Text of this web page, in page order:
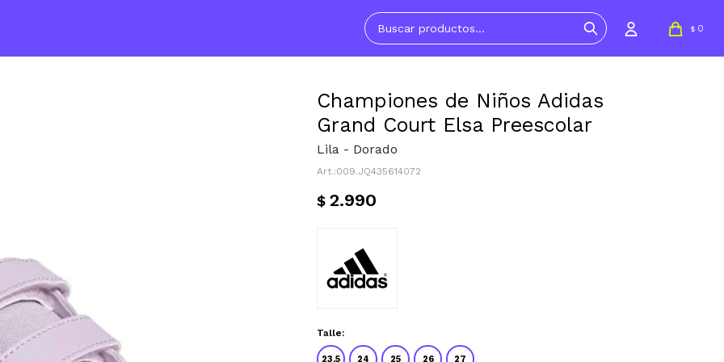
$ 0
Championes de Niños Adidas
Grand Court Elsa Preescolar
Lila - Dorado
009.JQ435614072
$ 2.990
Talle:
23.5 24 25 26 27